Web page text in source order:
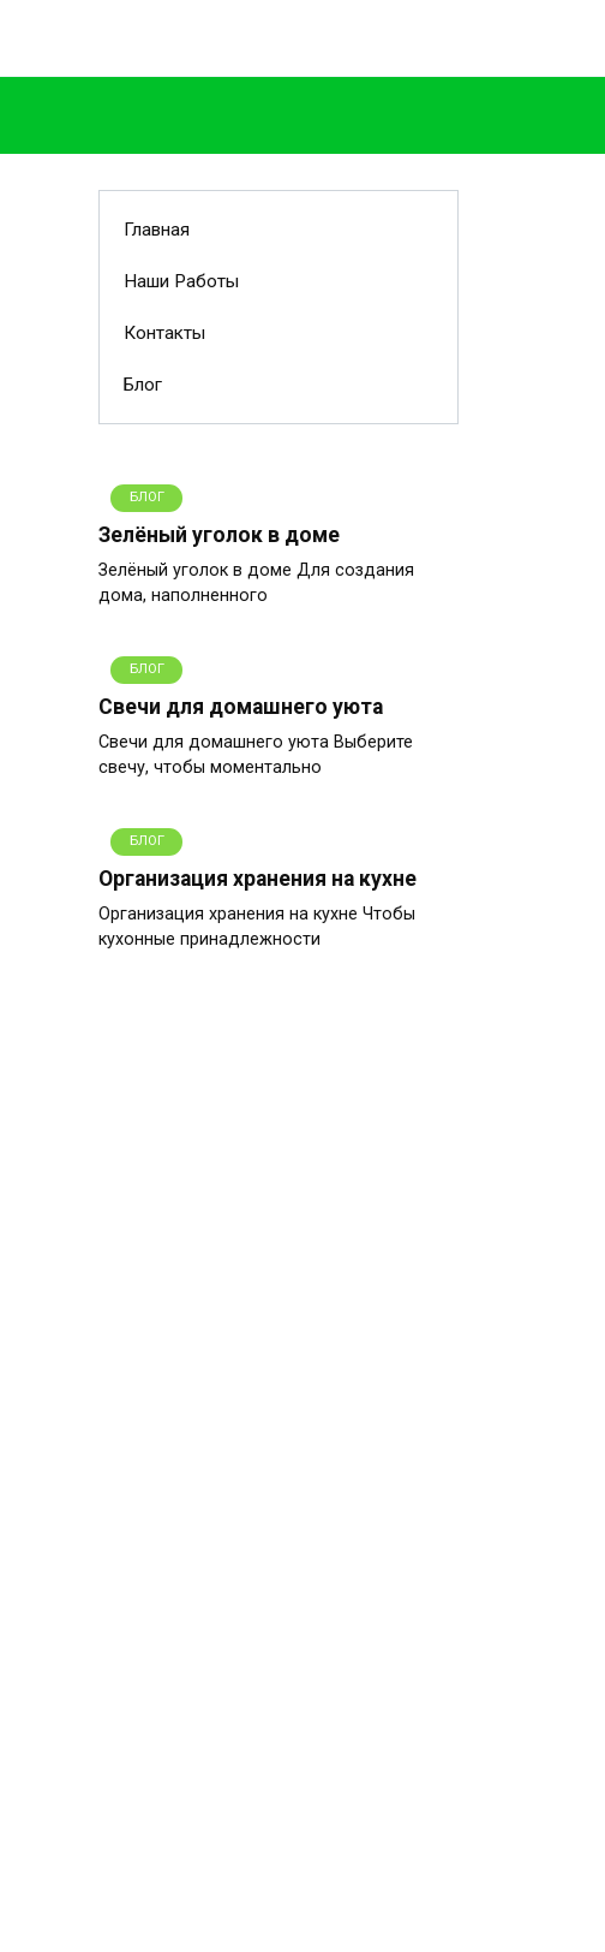
Главная
Наши Работы
Контакты
Блог
БЛОГ
Зелёный уголок в доме
Зелёный уголок в доме Для создания
дома, наполненного
БЛОГ
Свечи для домашнего уюта
Свечи для домашнего уюта Выберите
свечу, чтобы моментально
БЛОГ
Организация хранения на кухне
Организация хранения на кухне Чтобы
кухонные принадлежности